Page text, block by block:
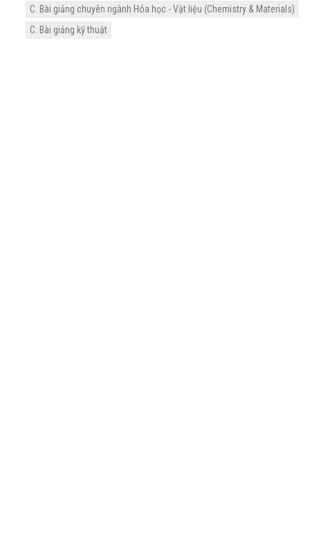
C. Bài giảng chuyên ngành Hóa học - Vật liệu (Chemistry & Materials)
C. Bài giảng kỹ thuật